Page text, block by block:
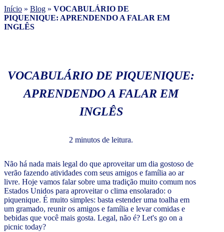
Início » Blog » VOCABULÁRIO DE
PIQUENIQUE: APRENDENDO A FALAR EM
INGLÊS
VOCABULÁRIO DE PIQUENIQUE:
APRENDENDO A FALAR EM
INGLÊS
2 minutos de leitura.
Não há nada mais legal do que aproveitar um dia gostoso de
verão fazendo atividades com seus amigos e família ao ar
livre. Hoje vamos falar sobre uma tradição muito comum nos
Estados Unidos para aproveitar o clima ensolarado: o
piquenique. É muito simples: basta estender uma toalha em
um gramado, reunir os amigos e família e levar comidas e
bebidas que você mais gosta. Legal, não é? Let's go on a
picnic today?